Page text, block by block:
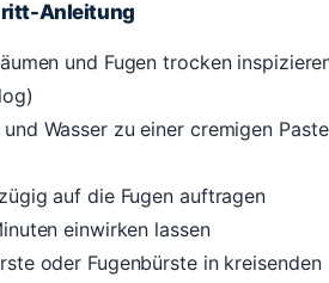
Anleitung
und Fugen trocken
Wasser zu einer cremigen Paste
auf die Fugen auftragen
einwirken lassen
oder Fugenbürste in kreisenden